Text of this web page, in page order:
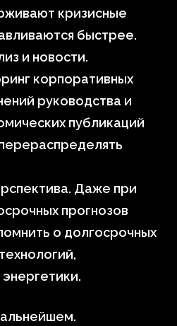
кризисные
быстрее.
и новости.
корпоративных
руководства и
публикаций
Даже при
прогнозов
о долгосрочных